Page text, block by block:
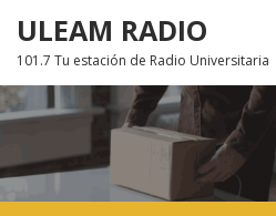
content
ULEAM RADIO
101.7 Tu estación de Radio Universitaria